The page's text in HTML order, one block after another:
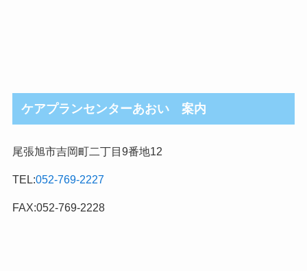
ケアプランセンターあおい 案内
尾張旭市吉岡町二丁目9番地12
TEL:052-769-2227
FAX:052-769-2228